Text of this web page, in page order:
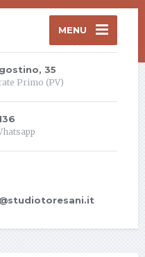
MENU
35
Primo (PV)